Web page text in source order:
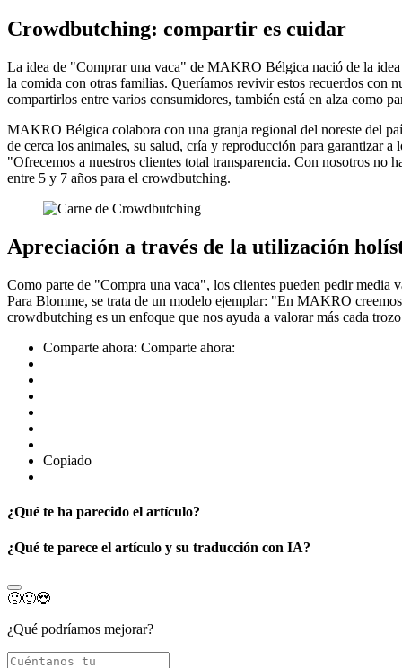
Crowdbutching: compartir es cuidar
La idea de "Comprar una vaca" de MAKRO Bélgica nació de la
la comida con otras familias. Queríamos revivir estos recuerdos
compartirlos entre varios consumidores, también está en alza como
MAKRO Bélgica colabora con una granja regional del noreste del
de cerca los animales, su salud, cría y reproducción para garantizar
"Ofrecemos a nuestros clientes total transparencia. Con nosotros
entre 5 y 7 años para el crowdbutching.
Apreciación a través de la utilización
Como parte de "Compra una vaca", los clientes pueden pedir media
Para Blomme, se trata de un modelo ejemplar: "En MAKRO
crowdbutching es un enfoque que nos ayuda a valorar más cada
Comparte ahora: Comparte ahora:
Copiado
¿Qué te ha parecido el artículo?
¿Qué te parece el artículo y su traducción con IA?
🙁🙂😍
¿Qué podríamos mejorar?